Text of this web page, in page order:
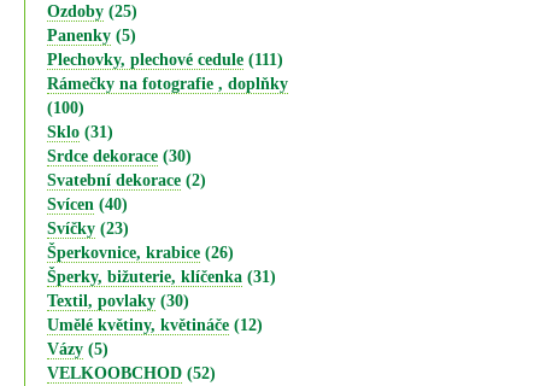
Ozdoby (25)
Panenky (5)
Plechovky, plechové cedule (111)
Rámečky na fotografie , doplňky
(100)
Sklo (31)
Srdce dekorace (30)
Svatební dekorace (2)
Svícen (40)
Svíčky (23)
Šperkovnice, krabice (26)
Šperky, bižuterie, klíčenka (31)
Textil, povlaky (30)
Umělé květiny, květináče (12)
Vázy (5)
VELKOOBCHOD (52)